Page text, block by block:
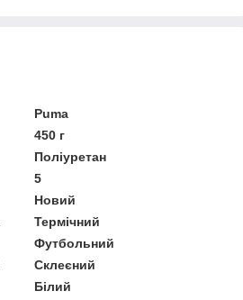
Puma
450 г
Поліуретан
5
Новий
Термічний
Футбольний
Склеєний
Білий